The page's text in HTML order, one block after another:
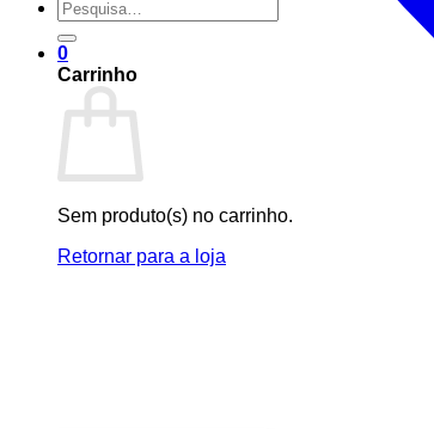
Pesquisar
por:
0
Carrinho
Sem produto(s) no carrinho.
Retornar para a loja